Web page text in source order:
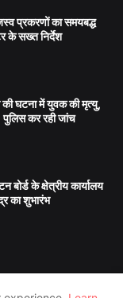
प्रकरणों का समयबद्ध
के सख्त निर्देश
की घटना में युवक की मृत्यु,
कर रही जांच
बोर्ड के क्षेत्रीय कार्यालय
का शुभारंभ